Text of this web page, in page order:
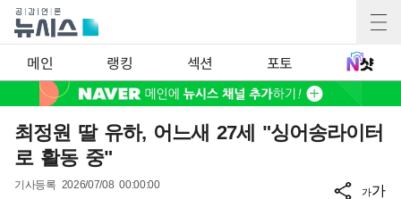
메인 랭킹 섹션 포토
최정원 딸 유하, 어느새 27세 "싱어송라이터
로 활동 중"
기사등록 2026/07/08 00:00:00
가가